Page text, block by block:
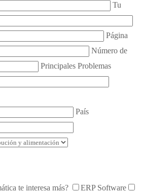
Tu
Página
Número de
Principales Problemas
País
te interesa más?
ERP Software